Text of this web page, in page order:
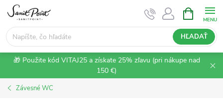
Prejsť
obsah
HĽADAŤ
KOŠÍK
🎁 Použite kód VITAJ25 a získate 25% zľavu (pri nákupe nad
150 €)
Závesné WC